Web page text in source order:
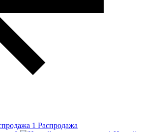
Распродажа